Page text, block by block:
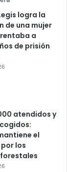
logra la
de una mujer
a
de prisión
atendidos y
el
los